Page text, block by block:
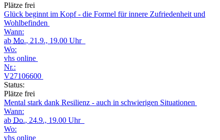
Plätze frei
Glück beginnt im Kopf - die Formel für innere Zufriedenheit und
Wohlbefinden
Wann:
ab Mo., 21.9., 19.00 Uhr
Wo:
vhs online
Nr.:
V27106600
Status:
Plätze frei
Mental stark dank Resilienz - auch in schwierigen Situationen
Wann:
ab Do., 24.9., 19.00 Uhr
Wo:
vhs online